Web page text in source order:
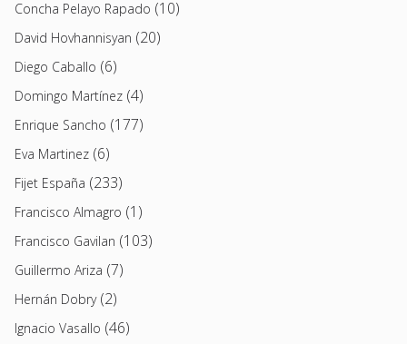
Concha Pelayo Rapado (10)
David Hovhannisyan (20)
Diego Caballo (6)
Domingo Martínez (4)
Enrique Sancho (177)
Eva Martinez (6)
Fijet España (233)
Francisco Almagro (1)
Francisco Gavilan (103)
Guillermo Ariza (7)
Hernán Dobry(2)
Ignacio Vasallo (46)